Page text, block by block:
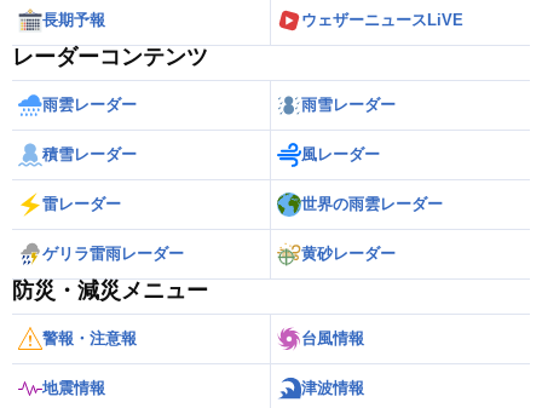
長期予報 ウェザーニュースLiVE
レーダーコンテンツ
雨雲レーダー 雨雪レーダー
積雪レーダー 風レーダー
雷レーダー 世界の雨雲レーダー
ゲリラ雷雨レーダー 黄砂レーダー
防災・減災メニュー
警報・注意報 台風情報
地震情報 津波情報